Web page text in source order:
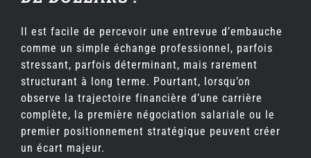
Il est facile de percevoir une entrevue d’embauche
comme un simple échange professionnel, parfois
stressant, parfois déterminant, mais rarement
structurant à long terme. Pourtant, lorsqu’on
observe la trajectoire financière d’une carrière
complète, la première négociation salariale ou le
premier positionnement stratégique peuvent créer
un écart majeur.